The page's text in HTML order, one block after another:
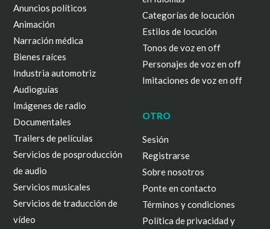
Anuncios políticos
Animación
Narración médica
Bienes raíces
Industria automotriz
Audioguías
Imágenes de radio
Documentales
Trailers de películas
Servicios de posproducción
de audio
Servicios musicales
Servicios de traducción de
vídeo
Categorías de locución
Estilos de locución
Tonos de voz en off
Personajes de voz en off
Imitaciones de voz en off
OTRO
Sesión
Registrarse
Sobre nosotros
Ponte en contacto
Términos y condiciones
Política de privacidad y